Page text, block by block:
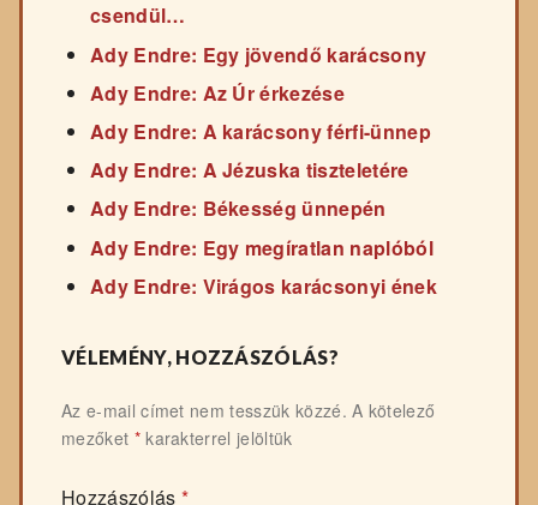
csendül…
Ady Endre: Egy jövendő karácsony
Ady Endre: Az Úr érkezése
Ady Endre: A karácsony férfi-ünnep
Ady Endre: A Jézuska tiszteletére
Ady Endre: Békesség ünnepén
Ady Endre: Egy megíratlan naplóból
Ady Endre: Virágos karácsonyi ének
VÉLEMÉNY, HOZZÁSZÓLÁS?
Az e-mail címet nem tesszük közzé. A kötelező
mezőket *karakterrel jelöltük
Hozzászólás *